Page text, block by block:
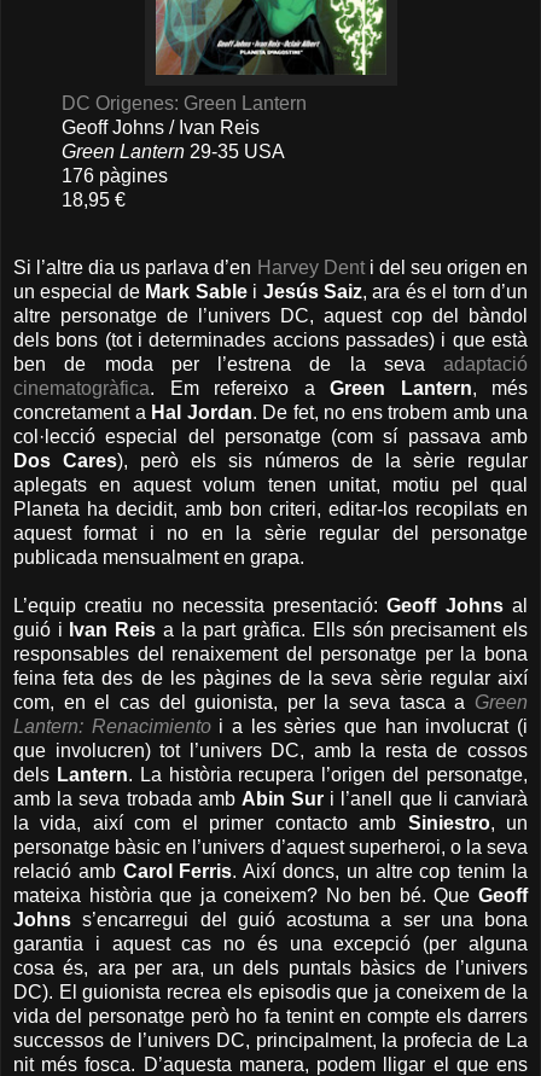
DC Origenes: Green Lantern
Geoff Johns / Ivan Reis
Green Lantern 29-35 USA
176 pàgines
18,95 €
Si l’altre dia us parlava d’en Harvey Denti del seu origen en
un especial de Mark Sablei Jesús Saiz, ara és el torn d’un
altre personatge de l’univers DC, aquest cop del bàndol
dels bons (tot i determinades accions passades) i que està
ben de moda per l’estrena de la seva adaptació
cinematogràfica. Em refereixo a Green Lantern, més
concretament a Hal Jordan. De fet, no ens trobem amb una
col·lecció especial del personatge (com sí passava amb
Dos Cares), però els sis números de la sèrie regular
aplegats en aquest volum tenen unitat, motiu pel qual
Planeta ha decidit, amb bon criteri, editar-los recopilats en
aquest format i no en la sèrie regular del personatge
publicada mensualment en grapa.
L’equip creatiu no necessita presentació:Geoff Johnsal
guió i Ivan Reis a la part gràfica. Ells són precisament els
responsables del renaixement del personatge per la bona
feina feta des de les pàgines de la seva sèrie regular així
com, en el cas del guionista, per la seva tasca a Green
Lantern: Renacimientoi a les sèries que han involucrat (i
que involucren) tot l’univers DC, amb la resta de cossos
dels Lantern. La història recupera l’origen del personatge,
amb la seva trobada amb Abin Sur i l’anell que li canviarà
la vida, així com el primer contacto amb Siniestro, un
personatge bàsic en l’univers d’aquest superheroi, o la seva
relació amb Carol Ferris. Així doncs, un altre cop tenim la
mateixa història que ja coneixem? No ben bé. Que Geoff
Johns s’encarregui del guió acostuma a ser una bona
garantia i aquest cas no és una excepció (per alguna
cosa és, ara per ara, un dels puntals bàsics de l’univers
DC). El guionista recrea els episodis que ja coneixem de la
vida del personatge però ho fa tenint en compte els darrers
successos de l’univers DC, principalment, la profecia de La
nit més fosca. D’aquesta manera, podem lligar el que ens